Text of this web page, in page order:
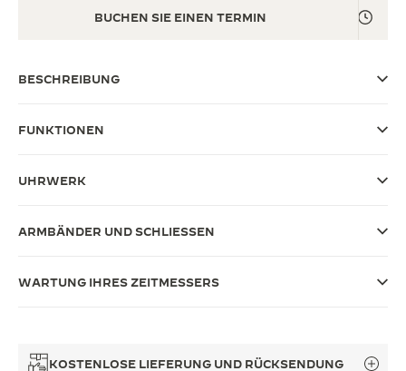
THE SOUND MAKER
BUCHEN SIE EINEN TERMIN
BESCHREIBUNG
FUNKTIONEN
UHRWERK
ARMBÄNDER UND SCHLIESSEN
WARTUNG IHRES ZEITMESSERS
KOSTENLOSE LIEFERUNG UND RÜCKSENDUNG